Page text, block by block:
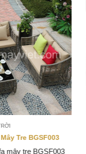
Tre BGSF003
mây tre BGSF003